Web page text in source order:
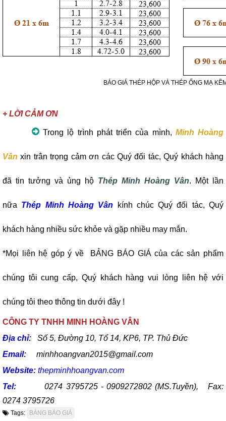
BÁO GIÁ THÉP HỘP VÀ THÉP ỐNG MẠ
+ LỜI CẢM ƠN
Trong lộ trình phát triển của mình, Minh Hoàng
Vân xin trân trọng cảm ơn các Quý đối tác, Quý khách hàng
đã tin tưởng và ủng hộ Thép Minh Hoàng Vân. Một lần
nữa Thép Minh Hoàng Vân kính chúc Quý đối tác, Quý
khách hàng nhiều sức khỏe và gặp nhiều may mắn.
*Mọi liên hệ góp ý về BẢNG BÁO GIÁ của các sản phẩm
chúng tôi cung cấp, Quý khách hàng vui lòng liên hệ với
chúng tôi theo thông tin dưới đây !
CÔNG TY TNHH MINH HOÀNG VÂN
Địa chỉ:
Số 5, Đường 10, Tổ 14, KP6, TP. Thủ Đức
Email:
minhhoangvan2015@gmail.com
Website: thepminhhoangvan.com
Tel:
0274 3795725 - 0909272802 (MS.Tuyền), Fax:
0274 3795726
Tags: BẢNG BÁO GIÁ